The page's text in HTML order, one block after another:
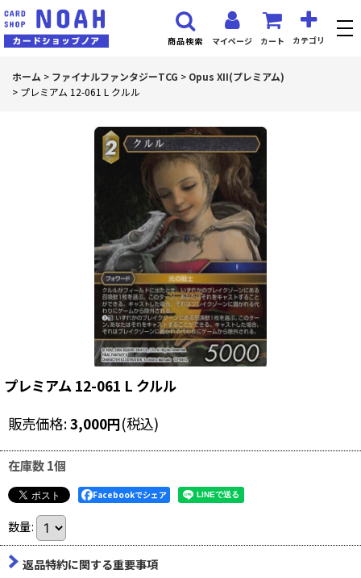
マイページ カート カテゴリ
商品検索
ホーム > ファイナルファンタジーTCG > Opus XII(プレミアム)
> プレミアム 12-061 L クルル
プレミアム 12-061 L クルル
販売価格:3,000円(税込)
在庫数 1個
Facebookでシェア
数量:
返品特約に関する重要事項